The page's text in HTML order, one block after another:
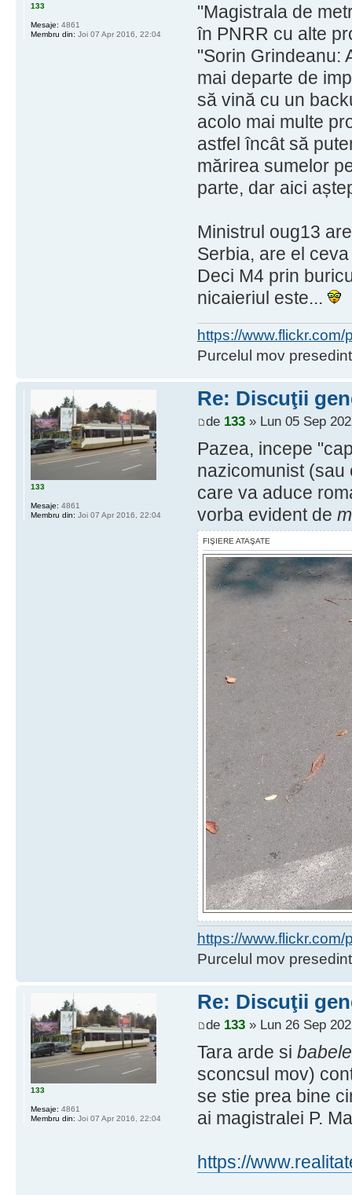
"Magistrala de
în PNRR cu alte
"Sorin Grindeanu:
mai departe de
să vină cu un
acolo mai multe
astfel încât să
mărirea sumelor
parte, dar aici
Ministrul oug13
Serbia, are el
Deci M4 prin
nicaieriul este...
https://
Purcelul mov
133
Mesaje: 4861
Membru din: Joi 07 Apr 2016, 22:04
Re: Discuţii
de 133» Lun 05 Sep
Pazea, incepe
nazicomunist (sau
care va aduce
vorba evident de
FIŞIERE ATAŞATE
https://
Purcelul mov
133
Mesaje: 4861
Membru din: Joi 07 Apr 2016, 22:04
Re: Discuţii
de 133» Lun 26 Sep
Tara arde si
sconcsul mov)
se stie prea bine
ai magistralei P.
https://
133
Mesaje: 4861
Membru din: Joi 07 Apr 2016, 22:04